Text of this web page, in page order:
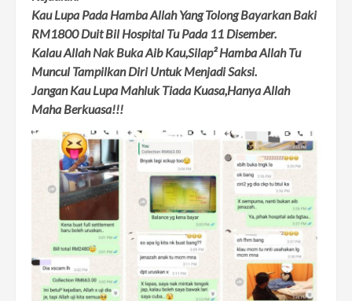
Kau Lupa Pada Hamba Allah Yang Tolong Bayarkan Baki
RM1800 Duit Bil Hospital Tu Pada 11 Disember.
Kalau Allah Nak Buka Aib Kau,Silap² Hamba Allah Tu
Muncul Tampilkan Diri Untuk Menjadi Saksi.
Jangan Kau Lupa Mahluk Tiada Kuasa,Hanya Allah
Maha Berkuasa!!!